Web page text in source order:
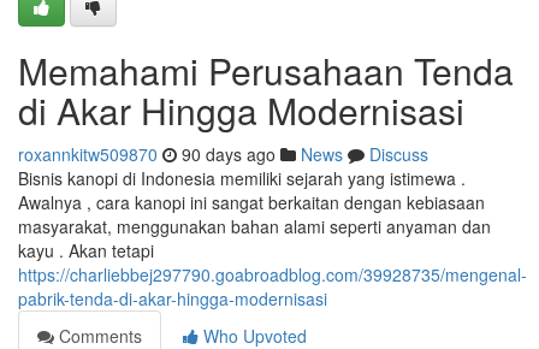
Memahami Perusahaan Tenda
di Akar Hingga Modernisasi
roxannkitw509870 90 days ago News
Discuss
Bisnis kanopi di Indonesia memiliki sejarah yang istimewa .
Awalnya , cara kanopi ini sangat berkaitan dengan kebiasaan
masyarakat, menggunakan bahan alami seperti anyaman dan
kayu . Akan tetapi
https://charliebbej297790.goabroadblog.com/39928735/mengenal-
pabrik-tenda-di-akar-hingga-modernisasi
Comments
Who Upvoted